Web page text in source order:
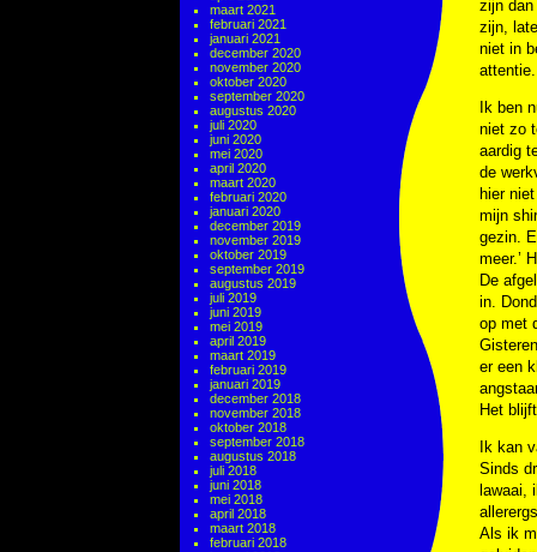
maart 2021
februari 2021
januari 2021
december 2020
november 2020
oktober 2020
september 2020
augustus 2020
juli 2020
juni 2020
mei 2020
april 2020
maart 2020
februari 2020
januari 2020
december 2019
november 2019
oktober 2019
september 2019
augustus 2019
juli 2019
juni 2019
mei 2019
april 2019
maart 2019
februari 2019
januari 2019
december 2018
november 2018
oktober 2018
september 2018
augustus 2018
juli 2018
juni 2018
mei 2018
april 2018
maart 2018
februari 2018
zijn dan
zijn,
niet in
attentie.
Ik ben
niet zo
aardig
de
hier
mijn
gezin.
meer.’
De
in.
op met
er een
Het
Ik kan
Sinds
lawaai,
Als ik